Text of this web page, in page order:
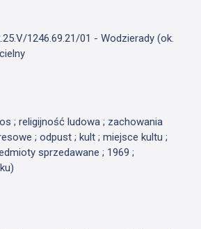
1246.69.21/01 - Wodzierady (ok.
; religijność ludowa ; zachowania
; odpust ; kult ; miejsce kultu ;
sprzedawane ; 1969 ;